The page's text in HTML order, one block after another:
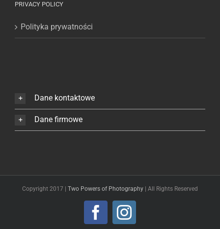
PRIVACY POLICY
Polityka prywatności
Dane kontaktowe
Dane firmowe
Copyright 2017 | Two Powers of Photography | All Rights Reserved
FacebookInstagram